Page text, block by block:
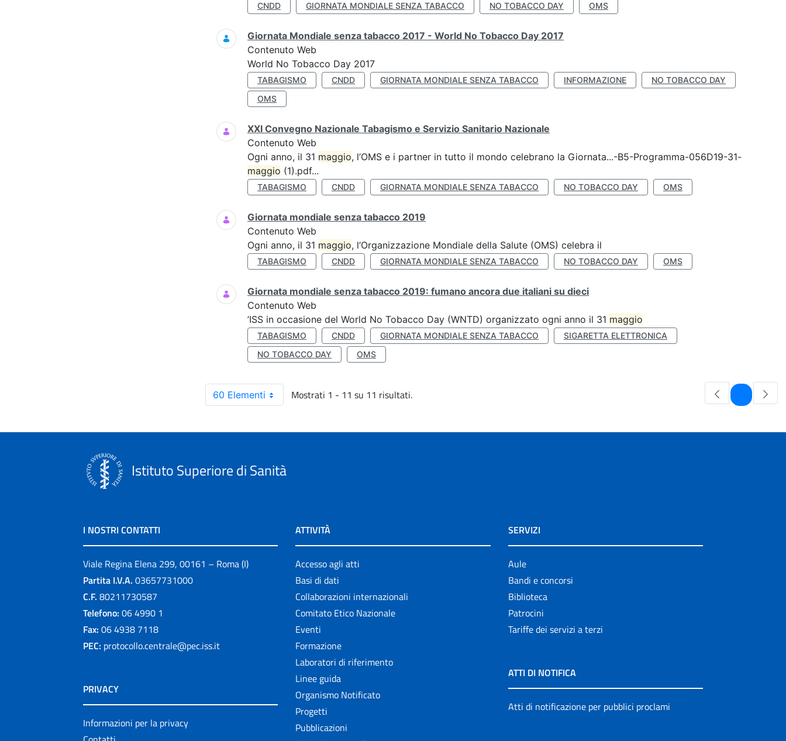
CNDD GIORNATA MONDIALE SENZA TABACCO NO TOBACCO DAY OMS
Giornata Mondiale senza tabacco 2017 - World No Tobacco Day 2017
Contenuto Web
World No Tobacco Day 2017
TABAGISMO CNDD GIORNATA MONDIALE SENZA TABACCO INFORMAZIONE
NO TOBACCO DAY
OMS
XXI Convegno Nazionale Tabagismo e Servizio Sanitario Nazionale
Contenuto Web
Ogni anno, il 31 maggio, l’OMS e i partner in tutto il mondo celebrano la Giornata...-B5-Programma-056D19-31-
maggio (1).pdf...
TABAGISMO CNDD GIORNATA MONDIALE SENZA TABACCO NO TOBACCO DAY OMS
Giornata mondiale senza tabacco 2019
Contenuto Web
Ogni anno, il 31 maggio, l’Organizzazione Mondiale della Salute (OMS) celebra il
TABAGISMO CNDD GIORNATA MONDIALE SENZA TABACCO NO TOBACCO DAY OMS
Giornata mondiale senza tabacco 2019: fumano ancora due italiani su dieci
Contenuto Web
’ISS in occasione del World No Tobacco Day (WNTD) organizzato ogni anno il 31 maggio
TABAGISMO CNDD GIORNATA MONDIALE SENZA TABACCO
SIGARETTA ELETTRONICA
NO TOBACCO DAY
OMS
60 Elementi Mostrati 1 - 11 su 11 risultati. Pagina
Istituto Superiore di Sanità
I NOSTRI CONTATTI
Viale Regina Elena 299, 00161 – Roma (I)
Partita I.V.A. 03657731000
C.F. 80211730587
Telefono: 06 4990 1
Fax: 06 4938 7118
PEC: protocollo.centrale@pec.iss.it
PRIVACY
Informazioni per la privacy
ATTIVITÀ
Accesso agli atti
Basi di dati
Collaborazioni internazionali
Comitato Etico Nazionale
Eventi
Formazione
Laboratori di riferimento
Linee guida
Organismo Notificato
Progetti
Pubblicazioni
SERVIZI
Aule
Bandi e concorsi
Biblioteca
Patrocini
Tariffe dei servizi a terzi
ATTI DI NOTIFICA
Atti di notificazione per pubblici proclami